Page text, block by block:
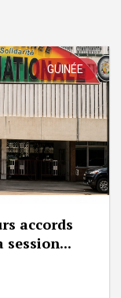
GUINÉE
accords